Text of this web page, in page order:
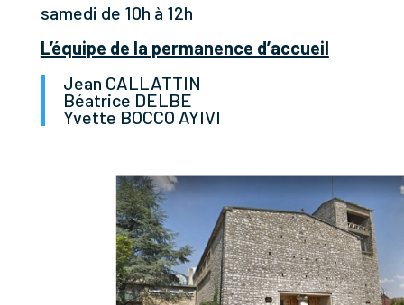
samedi de 10h à 12h
L’équipe de la permanence d’accueil
Jean CALLATTIN
Béatrice DELBE
Yvette BOCCO AYIVI